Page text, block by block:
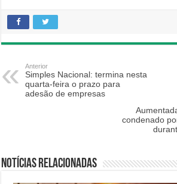
Anterior
Simples Nacional: termina nesta
quarta-feira o prazo para
adesão de empresas
condenado
Notícias relacionadas